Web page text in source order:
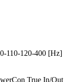
110-120-400 [Hz]
True In/Out